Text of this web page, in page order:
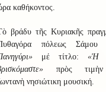
καθήκοντος
βράδυ τῆς Κυριακῆς
πόλεως Σάμου
μέ τίτλο: «Ἡ
»
πρὸς
νησιώτικη μουσική.